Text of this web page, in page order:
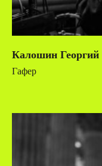
Калошин Георгий
Гафер